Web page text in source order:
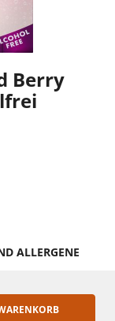
Berry
ALLERGENE